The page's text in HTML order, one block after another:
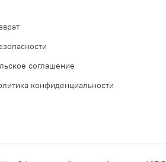
соглашение
конфиденциальности